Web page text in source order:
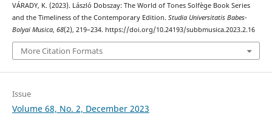
VÁRADY, K. (2023). László Dobszay: The World of Tones Solfège Book Series
and the Timeliness of the Contemporary Edition. Studia Universitatis Babes-
Bolyai Musica, 68(2), 219–234. https://doi.org/10.24193/subbmusica.2023.2.16
More Citation Formats
Issue
Volume 68, No. 2, December 2023